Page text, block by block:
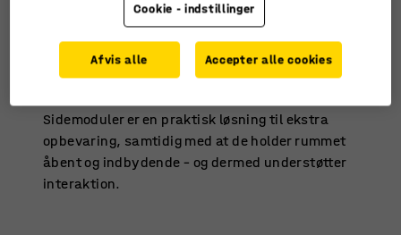
fokus, kan det være en fordel at vælge en
neutral basisindretning med klassiske
skriveborde, skabe og mødeborde. For at
fremme samarbejde kan skrivebordene
Sidemoduler er en praktisk løsning til ekstra
opbevaring, samtidig med at de holder rummet
åbent og indbydende – og dermed understøtter
interaktion.
Cookie - indstillinger
Afvis alle Accepter alle cookies